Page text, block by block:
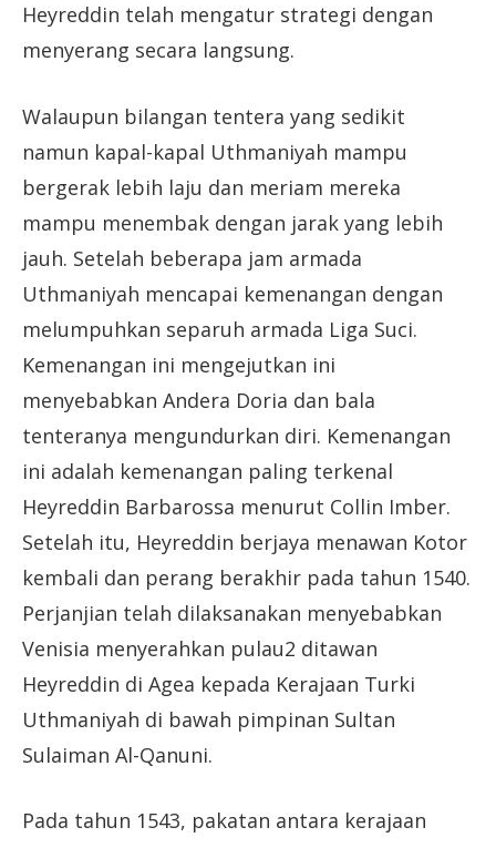
Heyreddin telah mengatur strategi dengan
menyerang secara langsung.
Walaupun bilangan tentera yang sedikit
namun kapal-kapal Uthmaniyah mampu
bergerak lebih laju dan meriam mereka
mampu menembak dengan jarak yang lebih
jauh. Setelah beberapa jam armada
Uthmaniyah mencapai kemenangan dengan
melumpuhkan separuh armada Liga Suci.
Kemenangan ini mengejutkan ini
menyebabkan Andera Doria dan bala
tenteranya mengundurkan diri. Kemenangan
ini adalah kemenangan paling terkenal
Heyreddin Barbarossa menurut Collin Imber.
Setelah itu, Heyreddin berjaya menawan Kotor
kembali dan perang berakhir pada tahun 1540.
Perjanjian telah dilaksanakan menyebabkan
Venisia menyerahkan pulau2 ditawan
Heyreddin di Agea kepada Kerajaan Turki
Uthmaniyah di bawah pimpinan Sultan
Sulaiman Al-Qanuni.
Pada tahun 1543, pakatan antara kerajaan